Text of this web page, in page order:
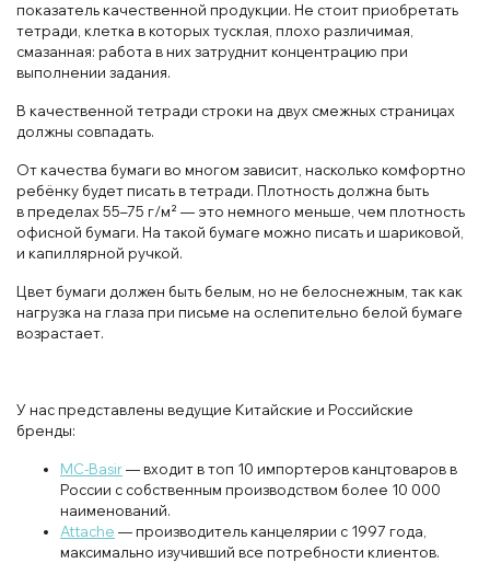
показатель качественной продукции. Не стоит приобретать
тетради, клетка в которых тусклая, плохо различимая,
смазанная: работа в них затруднит концентрацию при
выполнении задания.
В качественной тетради строки на двух смежных страницах
должны совпадать.
От качества бумаги во многом зависит, насколько комфортно
ребёнку будет писать в тетради. Плотность должна быть
в пределах 55–75 г/м² — это немного меньше, чем плотность
офисной бумаги. На такой бумаге можно писать и шариковой,
и капиллярной ручкой.
Цвет бумаги должен быть белым, но не белоснежным, так как
нагрузка на глаза при письме на ослепительно белой бумаге
возрастает.
У нас представлены ведущие Китайские и Российские
бренды:
MC-Basir— входит в топ 10 импортеров канцтоваров в
России с собственным производством более 10 000
наименований.
Attache — производитель канцелярии с 1997 года,
максимально изучивший все потребности клиентов.